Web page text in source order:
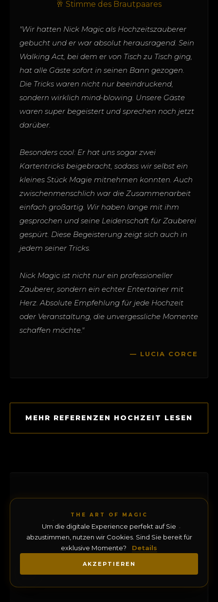
🥂 Stimme des Brautpaares
"Wir hatten Nick Magic als Hochzeitszauberer
gebucht und er war absolut herausragend. Sein
Walking Act, bei dem er von Tisch zu Tisch ging,
hat alle Gäste sofort in seinen Bann gezogen.
Die Tricks waren nicht nur beeindruckend,
sondern wirklich mind-blowing. Unsere Gäste
waren super begeistert und sprechen noch jetzt
darüber.
Besonders cool: Er hat uns sogar zwei
Kartentricks beigebracht, sodass wir selbst ein
kleines Stück Magie mitnehmen konnten. Auch
zwischenmenschlich war die Zusammenarbeit
einfach großartig. Wir haben lange mit ihm
gesprochen und seine Leidenschaft für Zauberei
gespürt. Diese Begeisterung zeigt sich auch in
jedem seiner Tricks.
Nick Magic ist nicht nur ein professioneller
Zauberer, sondern ein echter Entertainer mit
Herz. Absolute Empfehlung für jede Hochzeit
oder Veranstaltung, die unvergessliche Momente
schaffen möchte."
— LUCIA CORCE
MEHR REFERENZEN HOCHZEIT LESEN
THE ART OF MAGIC
Um die digitale Experience perfekt auf Sie
abzustimmen, nutzen wir Cookies. Sind Sie bereit für
exklusive Momente?
Details
AKZEPTIEREN